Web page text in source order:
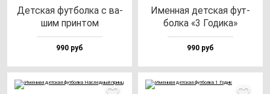
Дет­ская фут­бол­ка с ва­
шим прин­том
990 руб
Имен­ная дет­ская фут­
бол­ка «3 Годи­ка»
990 руб